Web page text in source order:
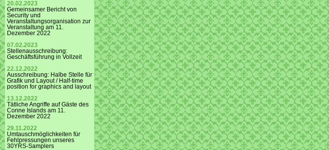
20.02.2023
Gemeinsamer Bericht von
Security und
Veranstaltungsorganisation zur
Veranstaltung am 11.
Dezember 2022
07.02.2023
Stellenausschreibung:
Geschäftsführung in Vollzeit
22.12.2022
Ausschreibung: Halbe Stelle für
Grafik und Layout / Half-time
position for graphics and layout
13.12.2022
Tätliche Angriffe auf Gäste des
Conne Islands am 11.
Dezember 2022
29.11.2022
Umtauschmöglichkeiten für
Fehlpressungen unseres
30YRS-Samplers